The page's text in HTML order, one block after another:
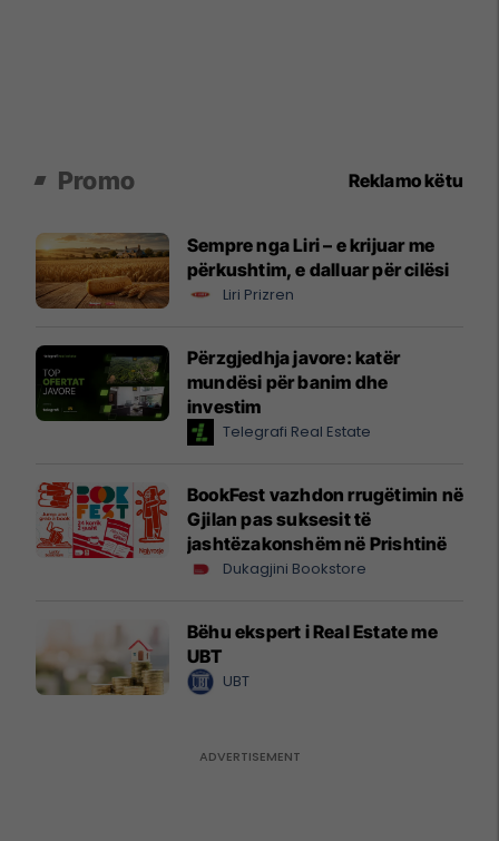
Promo Reklamo këtu
Sempre nga Liri – e krijuar me
përkushtim, e dalluar për cilësi
Liri Prizren
Përzgjedhja javore: katër
mundësi për banim dhe
investim
Telegrafi Real Estate
BookFest vazhdon rrugëtimin në
Gjilan pas suksesit të
jashtëzakonshëm në Prishtinë
Dukagjini Bookstore
Bëhu ekspert i Real Estate me
UBT
UBT